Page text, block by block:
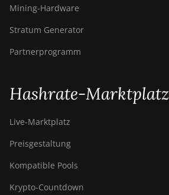
Mining-Hardware
Stratum Generator
Partnerprogramm
Hashrate-Marktplatz
Live-Marktplatz
Preisgestaltung
Kompatible Pools
Krypto-Countdown